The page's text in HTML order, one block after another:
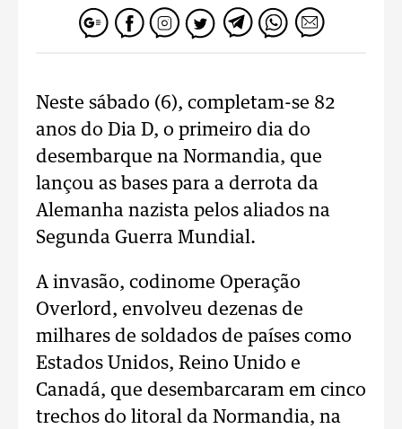
Neste sábado (6), completam-se 82
anos do Dia D, o primeiro dia do
desembarque na Normandia, que
lançou as bases para a derrota da
Alemanha nazista pelos aliados na
Segunda Guerra Mundial.
A invasão, codinome Operação
Overlord, envolveu dezenas de
milhares de soldados de países como
Estados Unidos, Reino Unido e
Canadá, que desembarcaram em cinco
trechos do litoral da Normandia, na